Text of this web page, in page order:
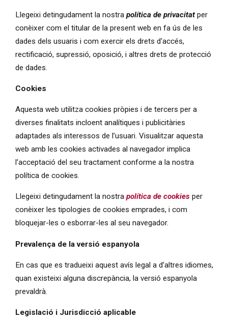
Llegeixi detingudament la nostra política de privacitatper
conèixer com el titular de la present web en fa ús de les
dades dels usuaris i com exercir els drets d'accés,
rectificació, supressió, oposició, i altres drets de protecció
de dades.
Cookies
Aquesta web utilitza cookies pròpies i de tercers per a
diverses finalitats incloent analítiques i publicitàries
adaptades als interessos de l’usuari. Visualitzar aquesta
web amb les cookies activades al navegador implica
l’acceptació del seu tractament conforme a la nostra
política de cookies.
Llegeixi detingudament la nostra política de cookies per
conèixer les tipologies de cookies emprades, i com
bloquejar-les o esborrar-les al seu navegador.
Prevalença de la versió espanyola
En cas que es tradueixi aquest avís legal a d’altres idiomes,
quan existeixi alguna discrepància, la versió espanyola
prevaldrà.
Legislació i Jurisdicció aplicable